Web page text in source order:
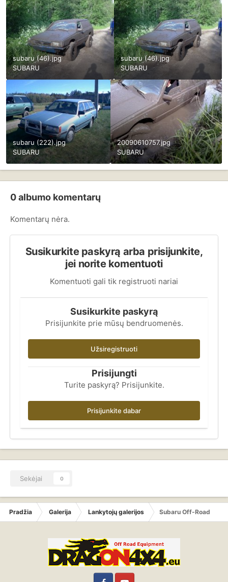
subaru (46).jpg
SUBARU
subaru (46).jpg
SUBARU
subaru (222).jpg
SUBARU
20090610757.jpg
SUBARU
0 albumo komentarų
Komentarų nėra.
Susikurkite paskyrą arba prisijunkite,
jei norite komentuoti
Komentuoti gali tik registruoti nariai
Susikurkite paskyrą
Prisijunkite prie mūsų bendruomenės.
Užsiregistruoti
Prisijungti
Turite paskyrą? Prisijunkite.
Prisijunkite dabar
Sekėjai 0
Pradžia Galerija Lankytojų galerijos Subaru Off-Road